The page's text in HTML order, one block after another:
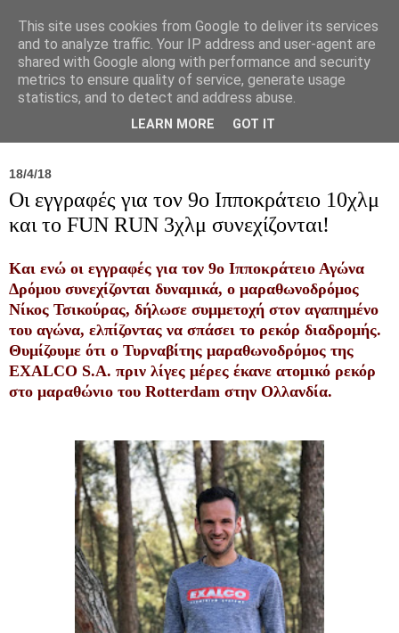
Σύλλογος Ιπποκράτειος
18/4/18
Οι εγγραφές για τον 9ο Ιπποκράτειο 10χλμ
και το FUN RUN 3χλμ συνεχίζονται!
Και ενώ οι εγγραφές για τον 9ο Ιπποκράτειο Αγώνα
Δρόμου συνεχίζονται δυναμικά, ο μαραθωνοδρόμος
Νίκος Τσικούρας, δήλωσε συμμετοχή στον αγαπημένο
του αγώνα, ελπίζοντας να σπάσει το ρεκόρ διαδρομής.
Θυμίζουμε ότι ο Τυρναβίτης μαραθωνοδρόμος της
EXALCO S.A. πριν λίγες μέρες έκανε ατομικό ρεκόρ
στο μαραθώνιο του Rotterdam στην Ολλανδία.
This site uses cookies from Google to deliver its services
and to analyze traffic. Your IP address and user-agent are
shared with Google along with performance and security
metrics to ensure quality of service, generate usage
statistics, and to detect and address abuse.
LEARN MORE GOT IT